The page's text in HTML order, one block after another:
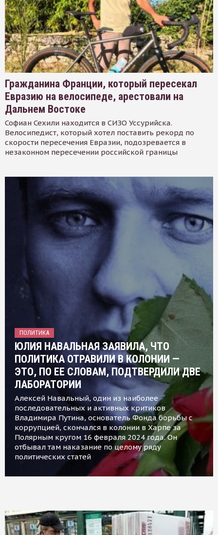
Гражданина Франции, который пересекал
Евразию на велосипеде, арестовали на
Дальнем Востоке
Софиан Сехили находится в СИЗО Уссурийска.
Велосипедист, который хотел поставить рекорд по
скорости пересечения Евразии, подозревается в
незаконном пересечении российской границы
ПОЛИТИКА
ЮЛИЯ НАВАЛЬНАЯ ЗАЯВИЛА, ЧТО
ПОЛИТИКА ОТРАВИЛИ В КОЛОНИИ —
ЭТО, ПО ЕЕ СЛОВАМ, ПОДТВЕРДИЛИ ДВЕ
ЛАБОРАТОРИИ
Алексей Навальный, один из наиболее
последовательных и активных критиков
Владимира Путина, основатель Фонда борьбы с
коррупцией, скончался в колонии в Харпе за
Полярным кругом 16 февраля 2024 года. Он
отбывал там наказание по целому ряду
политических статей